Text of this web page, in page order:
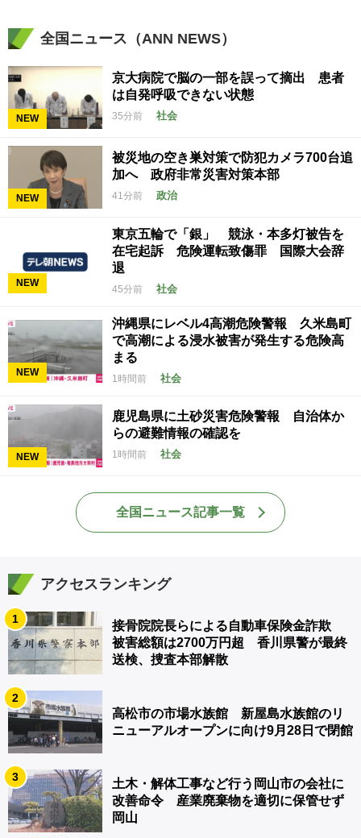
全国ニュース（ANN NEWS）
NEW
京大病院で脳の一部を誤って摘出 患者
は自発呼吸できない状態
35分前 社会
NEW
被災地の空き巣対策で防犯カメラ700台追
加へ 政府非常災害対策本部
41分前 政治
NEW
東京五輪で「銀」 競泳・本多灯被告を
在宅起訴 危険運転致傷罪 国際大会辞
退
45分前 社会
NEW
沖縄県にレベル4高潮危険警報 久米島町
で高潮による浸水被害が発生する危険高
まる
1時間前 社会
NEW
鹿児島県に土砂災害危険警報 自治体か
らの避難情報の確認を
1時間前 社会
全国ニュース記事一覧
アクセスランキング
1
接骨院院長らによる自動車保険金詐欺
被害総額は2700万円超 香川県警が最終
送検、捜査本部解散
2
高松市の市場水族館 新屋島水族館のリ
ニューアルオープンに向け9月28日で閉館
3
土木・解体工事など行う岡山市の会社に
改善命令 産業廃棄物を適切に保管せず
岡山